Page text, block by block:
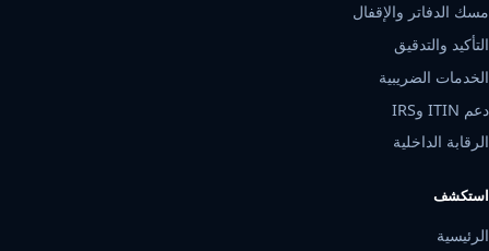
مسك الدفاتر والإقفال
التأكيد والتدقيق
الخدمات الضريبية
دعم ITIN وIRS
الرقابة الداخلية
استكشف
الرئيسية